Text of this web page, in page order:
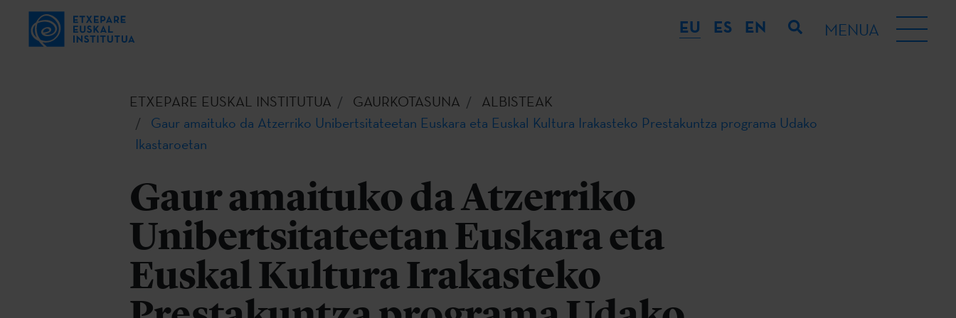
EU ES EN MENUA
ETXEPARE EUSKAL INSTITUTUA GAURKOTASUNA
ALBISTEAK
Gaur amaituko da Atzerriko Unibertsitateetan Euskara eta Euskal Kultura Irakasteko Prestakuntza programa Udako
Ikastaroetan
Gaur amaituko da Atzerriko
Unibertsitateetan Euskara eta
Euskal Kultura Irakasteko